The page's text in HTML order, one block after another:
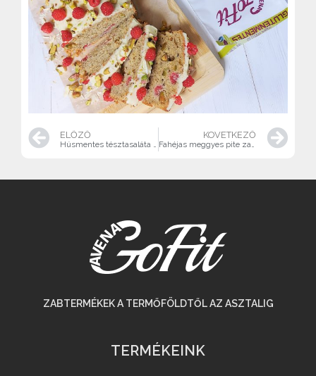
ELŐZŐ KÖVETKEZŐ
ZABTERMÉKEK A TERMŐFÖLDTŐL AZ ASZTALIG
TERMÉKEINK